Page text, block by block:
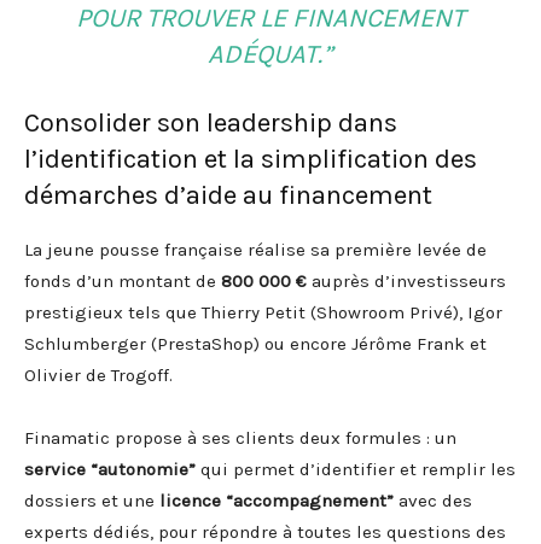
POUR TROUVER LE FINANCEMENT
ADÉQUAT.”
Consolider son leadership dans
l’identification et la simplification des
démarches d’aide au financement
La jeune pousse française réalise sa première levée de
fonds d’un montant de 800 000 € auprès d’investisseurs
prestigieux tels que Thierry Petit (Showroom Privé), Igor
Schlumberger (PrestaShop) ou encore Jérôme Frank et
Olivier de Trogoff.
Finamatic propose à ses clients deux formules : un
service “autonomie” qui permet d’identifier et remplir les
dossiers et une licence “accompagnement” avec des
experts dédiés, pour répondre à toutes les questions des